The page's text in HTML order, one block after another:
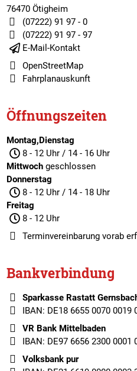
76470 Ötigheim
(07222) 91 97 - 0
(07222) 91 97 - 97
E-Mail-Kontakt
OpenStreetMap
Fahrplanauskunft
Öffnungszeiten
Montag,Dienstag
8 - 12 Uhr / 14 - 16 Uhr
Mittwochgeschlossen
Donnerstag
8 - 12 Uhr / 14 - 18 Uhr
Freitag
8 - 12 Uhr
Terminvereinbarungvorab
Bankverbindung
Sparkasse Rastatt
IBAN: DE18 6655 0070 0019
VR Bank Mittelbaden
IBAN: DE97 6656 2300 0001
Volksbank pur